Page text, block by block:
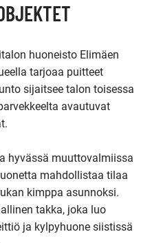
huoneisto Elimäen
tarjoaa puitteet
sijaitsee talon toisessa
avautuvat
hyvässä muuttovalmiissa
mahdollistaa tilaa
kimppa asunnoksi.
takka, joka luo
ja kylpyhuone siistissä